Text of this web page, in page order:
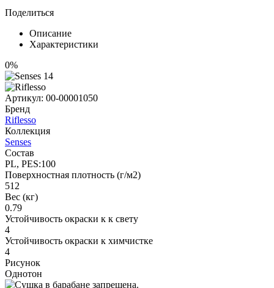
Поделиться
Описание
Характеристики
0%
Артикул: 00-00001050
Бренд
Riflesso
Коллекция
Senses
Состав
PL, PES:100
Поверхностная плотность (г/м2)
512
Вес (кг)
0.79
Устойчивость окраски к к свету
4
Устойчивость окраски к химчистке
4
Рисунок
Однотон